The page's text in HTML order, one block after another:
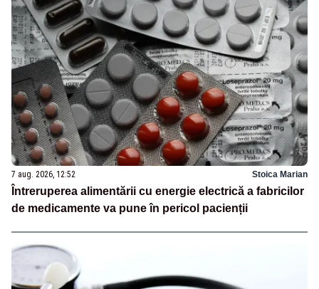
7 aug. 2026, 12:52 Stoica Marian
Întreruperea alimentării cu energie electrică a fabricilor
de medicamente va pune în pericol pacienții